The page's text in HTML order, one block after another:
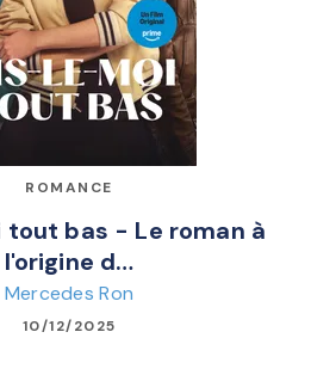
ROMANCE
bas - Le roman à
l'origine d…
Mercedes Ron
10/12/2025